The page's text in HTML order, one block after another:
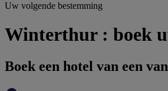
Uw volgende bestemming
Winterthur : boek
Boek een hotel van een